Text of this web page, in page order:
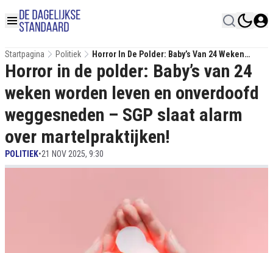
Startpagina Politiek
Horror In De Polder: Baby’s Van 24 Weken
Worden Leven En Onverdoofd Weggesneden –
SGP Slaat Alarm Over Martelpraktijken!
Horror in de polder: Baby’s van 24
weken worden leven en onverdoofd
weggesneden – SGP slaat alarm
over martelpraktijken!
POLITIEK•21 NOV 2025, 9:30